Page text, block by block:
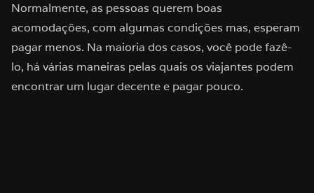
Normalmente, as pessoas querem boas
acomodações, com algumas condições mas, esperam
pagar menos. Na maioria dos casos, você pode fazê-
lo, há várias maneiras pelas quais os viajantes podem
encontrar um lugar decente e pagar pouco.